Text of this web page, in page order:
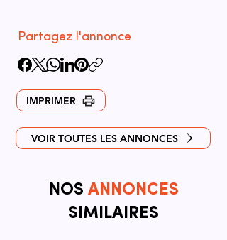
Partagez l'annonce
IMPRIMER
VOIR TOUTES LES ANNONCES
NOS ANNONCES
SIMILAIRES